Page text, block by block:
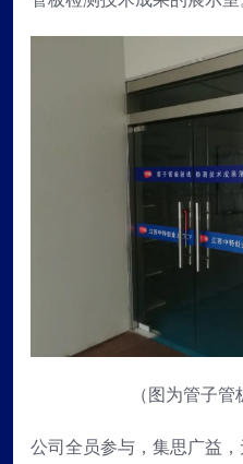
（图为管子管
公司全员参与，集思广益